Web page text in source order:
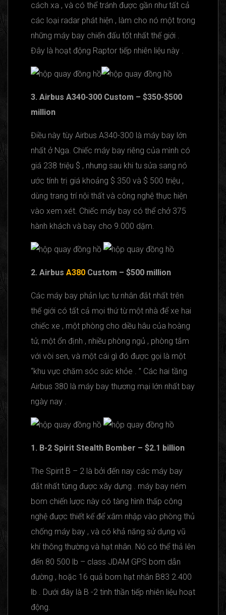
cách xa , và có thể tránh được gần như tất cả
các loại radar phát hiện , làm cho nó một trong
những máy bay chiến đấu tốt nhất thế giới .
Đây là hoạt động Raptor tiếp nhiên liệu này .
3. Airbus A340-300 Custom – $350-$500
million
Điều này tùy Airbus A340-300 là máy bay lớn
nhất ở Nga. Chiếc máy bay riêng của mình có
giá 238 triệu $ , nhưng sau khi tu sửa sang nó
ước tính trị giá khoảng $ 350 và $ 500 triệu ,
dùng trang trí nội thất và công nghệ thực hiện
vào xem xét. Chiếc máy bay có thể chở 375
hành khách và bay cho 9.000 dặm.
2. Airbus A380 Custom – $500 million
Các máy bay phản lực tư nhân đắt nhất trên
thế giới có tất cả mọi thứ từ một nhà để xe hai
chiếc xe , một phòng cho diều hâu của hoàng
tử, một ổn định , nhiều phòng ngủ , phòng tắm
với vòi sen, và một cái gì đó được gọi là một
“khu vực chăm sóc sức khỏe . ” Các hai tầng
Airbus 380 là máy bay thương mại lớn nhất bay
ngày nay .
1. B-2 Spirit Stealth Bomber – $2.1 billion
The Spirit B – 2 là bởi đến nay các máy bay
đắt nhất từng được xây dựng . máy bay ném
bom chiến lược này có tàng hình thấp công
nghệ được thiết kế để xâm nhập vào phòng thủ
chống máy bay , và có khả năng sử dụng vũ
khí thông thường và hạt nhân. Nó có thể thả lên
đến 80 500 lb – class JDAM GPS bom dẫn
đường , hoặc 16 quả bom hạt nhân B83 2.400
lb . Dưới đây là B -2 tinh thần tiếp nhiên liệu hoạt
động.